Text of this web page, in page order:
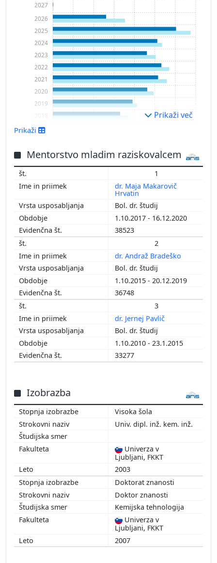
2005
2006
2008
2009
2012
2014
2015
2017
2019
2020
2021
2022
2023
2024
2025
2026
2027
Prikaži več
Prikaži
Mentorstvo mladim raziskovalcem
1
dr. Maja Makarovič
Hrvatin
Bol. dr. študij
1.10.2017 - 16.12.2020
38523
2
dr. Andraž Bradeško
Bol. dr. študij
1.10.2015 - 20.12.2019
36748
3
dr. Jernej Pavlič
Bol. dr. študij
1.10.2010 - 23.1.2015
33277
Izobrazba
Visoka šola
Univ. dipl. inž. kem. inž.
Univerza v
Ljubljani, FKKT
2003
Doktorat znanosti
Doktor znanosti
Kemijska tehnologija
Univerza v
Ljubljani, FKKT
2007